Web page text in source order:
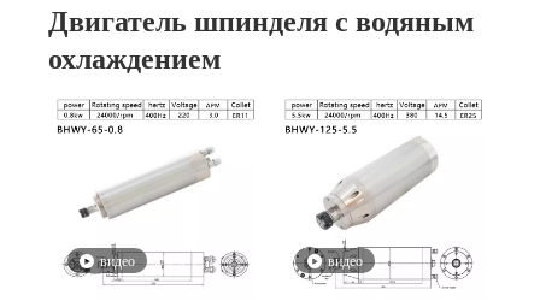
Двигатель шпинделя с водяным
охлаждением
видео видео